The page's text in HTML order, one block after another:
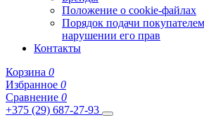
Положение о cookie-файлах
Порядок подачи
нарушении его прав
Контакты
Корзина 0
Избранное 0
Сравнение 0
+375 (29) 687-27-93